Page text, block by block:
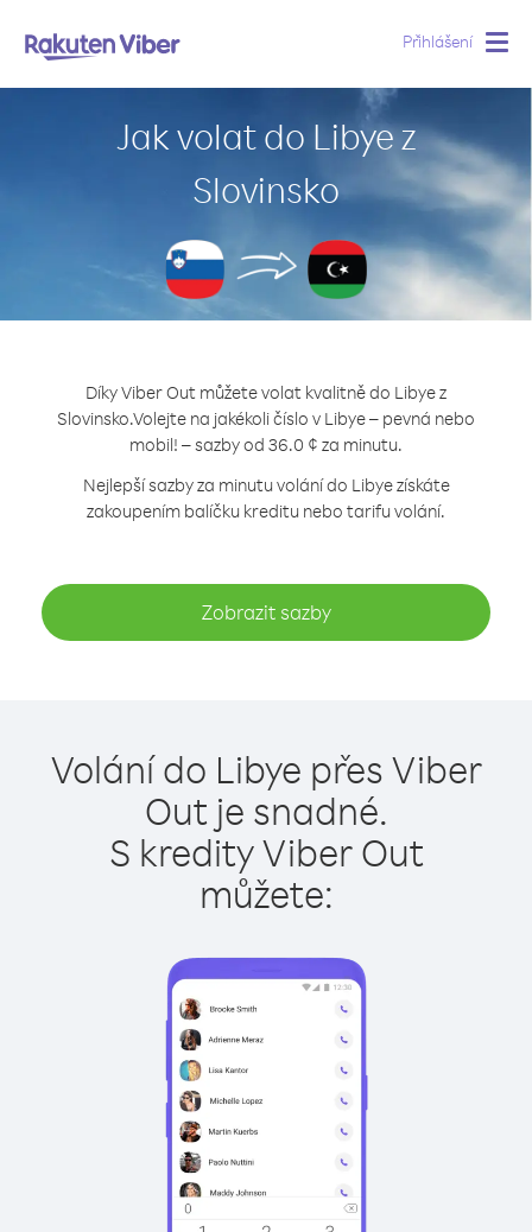
Přihlášení
Jak volat do Libye z
Slovinsko
Díky Viber Out můžete volat kvalitně do Libye z
Slovinsko.Volejte na jakékoli číslo v Libye – pevná nebo
mobil! – sazby od 36.0 ¢ za minutu.
Nejlepší sazby za minutu volání do Libye získáte
zakoupením balíčku kreditu nebo tarifu volání.
Zobrazit sazby
Volání do Libye přes Viber
Out je snadné.
S kredity Viber Out
můžete: